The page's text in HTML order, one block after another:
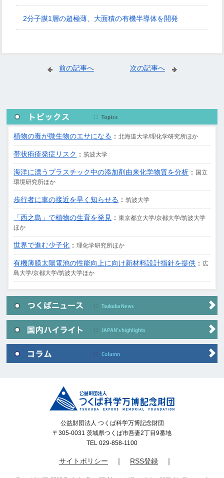
2分子膜1層の超極薄、大面積の有機半導体を開発
前の記事へ 次の記事へ
植物の毒が微生物のエサになる ：北海道大学/理化学研究所ほか
帯状疱疹発症リスク ：筑波大学
海洋に漂うプラスチック中の添加剤由来化学物質を分析 ： 国立
環境研究所ほか
歩行者に車の接近を早く知らせる ：筑波大学
「西之島」で植物の生育を発見 ：東京都立大学/京都大学/筑波大学
ほか
世界で進む少子化 ：理化学研究所ほか
有機薄膜太陽電池の性能向上に向け新材料設計指針を提供 ： 広
島大学/京都大学/筑波大学ほか
公益財団法人 つくば科学万博記念財団
〒305-0031 茨城県つくば市吾妻2丁目9番地
TEL 029-858-1100
サイトポリシー ｜ RSS登録 ｜